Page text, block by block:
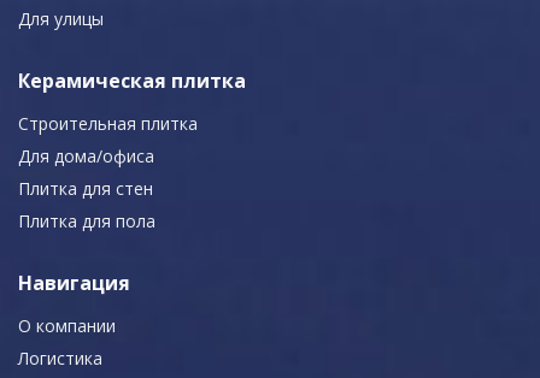
Для улицы
Керамическая плитка
Строительная плитка
Для дома/офиса
Плитка для стен
Плитка для пола
Навигация
О компании
Логистика